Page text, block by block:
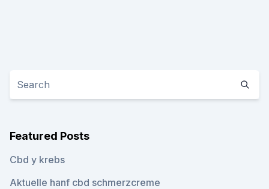
Featured Posts
Cbd y krebs
Aktuelle hanf cbd schmerzcreme